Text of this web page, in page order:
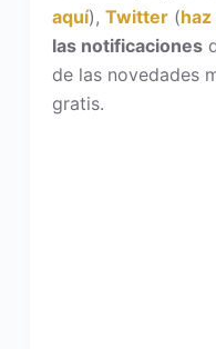
aquí), Twitter(
las notificaciones
de las novedades
gratis.